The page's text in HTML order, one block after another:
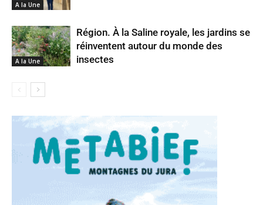
A la Une
A la Une
Région. À la Saline royale, les jardins se
réinventent autour du monde des
insectes